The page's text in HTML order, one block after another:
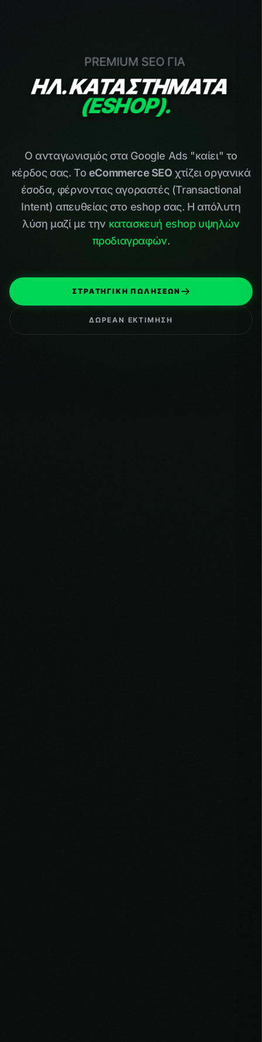
PREMIUM SEO ΓΙΑ
HΛ. ΚΑΤΑΣΤΗΜΑΤΑ
(ESHOP).
Ο ανταγωνισμός στα Google Ads "καίει" το
κέρδος σας. Το eCommerce SEO χτίζει οργανικά
έσοδα, φέρνοντας αγοραστές (Transactional
Intent) απευθείας στο eshop σας. Η απόλυτη
λύση μαζί με την κατασκευή eshop υψηλών
προδιαγραφών.
ΣΤΡΑΤΗΓΙΚΗ ΠΩΛΗΣΕΩΝ
ΔΩΡΕΑΝ ΕΚΤΙΜΗΣΗ